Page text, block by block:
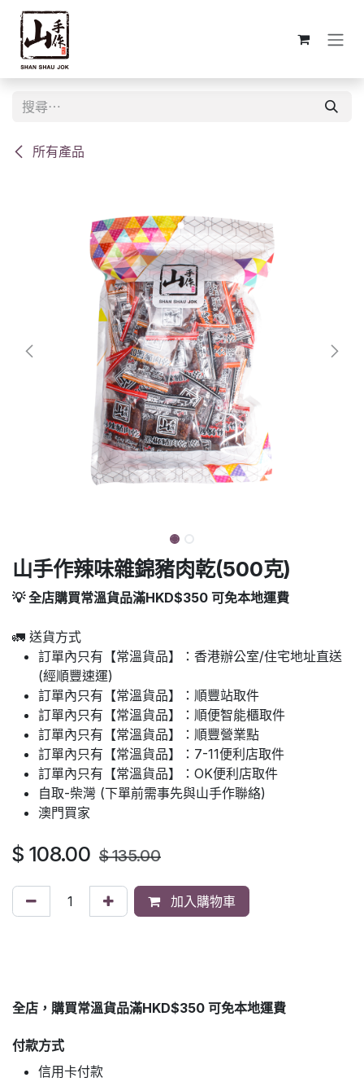
跳至內容
所有產品
山手作辣味雜錦豬肉乾(500克)
💡 全店購買常溫貨品滿HKD$350 可免本地運費
🚛 送貨方式
訂單內只有【常溫貨品】：香港辦公室/住宅地址直送
(經順豐速運)
訂單內只有【常溫貨品】：順豐站取件
訂單內只有【常溫貨品】：順便智能櫃取件
訂單內只有【常溫貨品】：順豐營業點
訂單內只有【常溫貨品】：7-11便利店取件
訂單內只有【常溫貨品】：OK便利店取件
自取-柴灣 (下單前需事先與山手作聯絡)
澳門買家
$ 108.00 $135.00
加入購物車
全店，購買常溫貨品滿HKD$350 可免本地運費
付款方式
信用卡付款